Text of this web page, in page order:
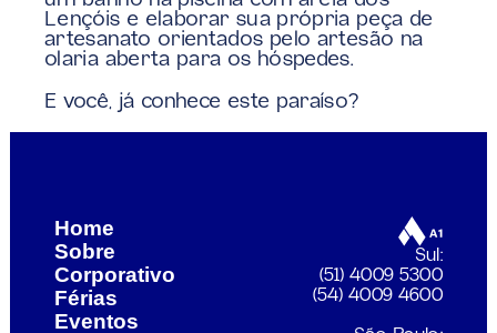
Lençóis e elaborar sua própria peça de
artesanato orientados pelo artesão na
olaria aberta para os hóspedes.
E você, já conhece este paraíso?
Home
Sobre
Corporativo
Férias
Eventos
Sul:
(51) 4009 5300
(54) 4009 4600